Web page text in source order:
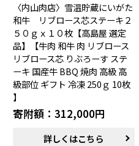
〈内山肉店〉雪温貯蔵にいがた
和牛 リブロース芯ステーキ２
５０ｇｘ１０枚【高島屋 選定
品】【牛肉 和牛 肉 リブロース
リブロース芯 りぶろーす ステ
ーキ 国産牛 BBQ 焼肉 高級 高
級部位 ギフト 冷凍 250ｇ 10枚
】
寄附額：312,000円
詳しくはこちら